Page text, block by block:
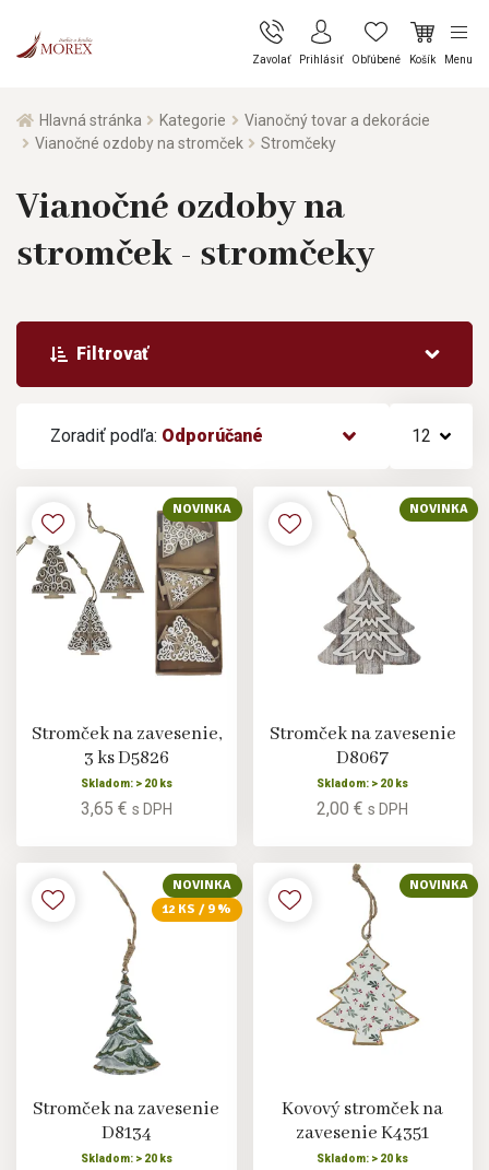
Zavolať Prihlásiť Obľúbené Košík Menu
Hlavná stránka Kategorie
Vianočný tovar a dekorácie
Vianočné ozdoby na stromček
Stromčeky
Vianočné ozdoby na
stromček - stromčeky
Zoradiť podľa: Odporúčané 12
Filtrovať
NOVINKA
Stromček na zavesenie,
3 ks D5826
Skladom: > 20 ks
3,65 € s DPH
NOVINKA
Stromček na zavesenie
D8067
Skladom: > 20 ks
2,00 €s DPH
NOVINKA
12 KS / 9 %
Stromček na zavesenie
D8134
Skladom: > 20 ks
NOVINKA
Kovový stromček na
zavesenie K4351
Skladom: > 20 ks